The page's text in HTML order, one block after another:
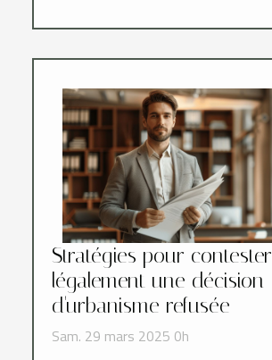
Stratégies pour contester
légalement une décision
d'urbanisme refusée
Sam. 29 mars 2025 0h